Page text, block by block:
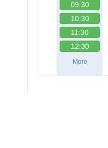
09:30
10:30
11:30
12:30
More